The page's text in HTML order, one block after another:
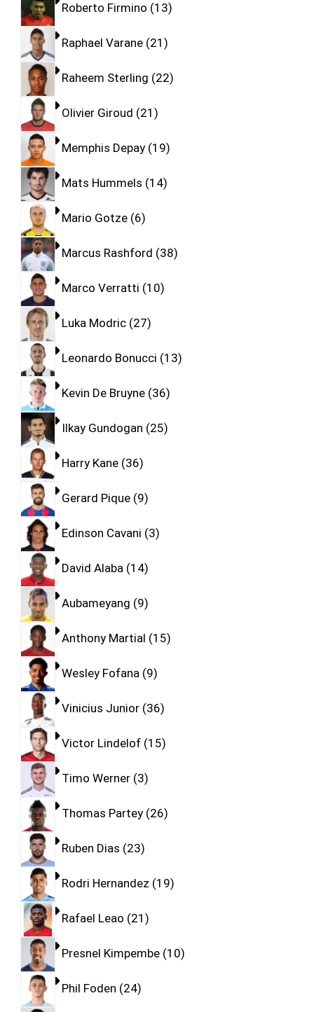
Roberto Firmino 13
Raphael Varane 21
Raheem Sterling 22
Olivier Giroud 21
Memphis Depay 19
Mats Hummels 14
Mario Gotze 6
Marcus Rashford 38
Marco Verratti 10
Luka Modric 27
Leonardo Bonucci 13
Kevin De Bruyne 36
Ilkay Gundogan 25
Harry Kane 36
Gerard Pique 9
Edinson Cavani 3
David Alaba 14
Aubameyang 9
Anthony Martial 15
Wesley Fofana 9
Vinicius Junior 36
Victor Lindelof 15
Timo Werner 3
Thomas Partey 26
Ruben Dias 23
Rodri Hernandez 19
Rafael Leao 21
Presnel Kimpembe 10
Phil Foden 24